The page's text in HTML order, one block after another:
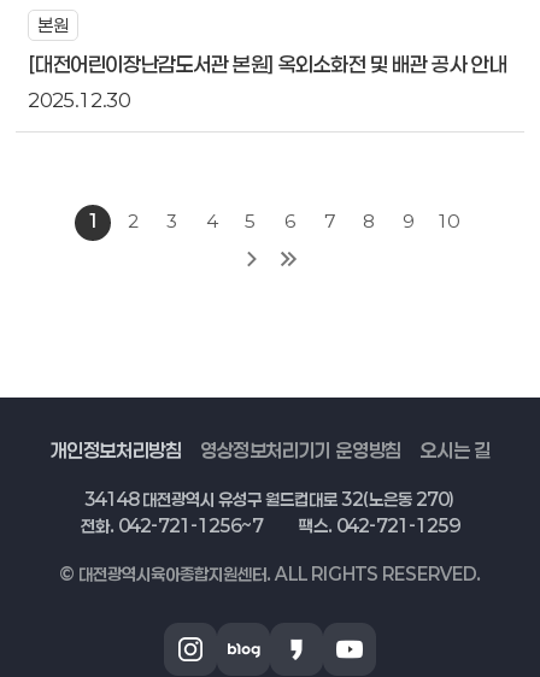
본원
[대전어린이장난감도서관 본원] 옥외소화전 및 배관 공사 안내
2025.12.30
1 2 3 4 5 6 7 8 9 10
개인정보처리방침 영상정보처리기기 운영방침 오시는 길
34148 대전광역시 유성구 월드컵대로 32(노은동 270)
전화. 042-721-1256~7
팩스. 042-721-1259
© 대전광역시육아종합지원센터. ALL RIGHTS RESERVED.